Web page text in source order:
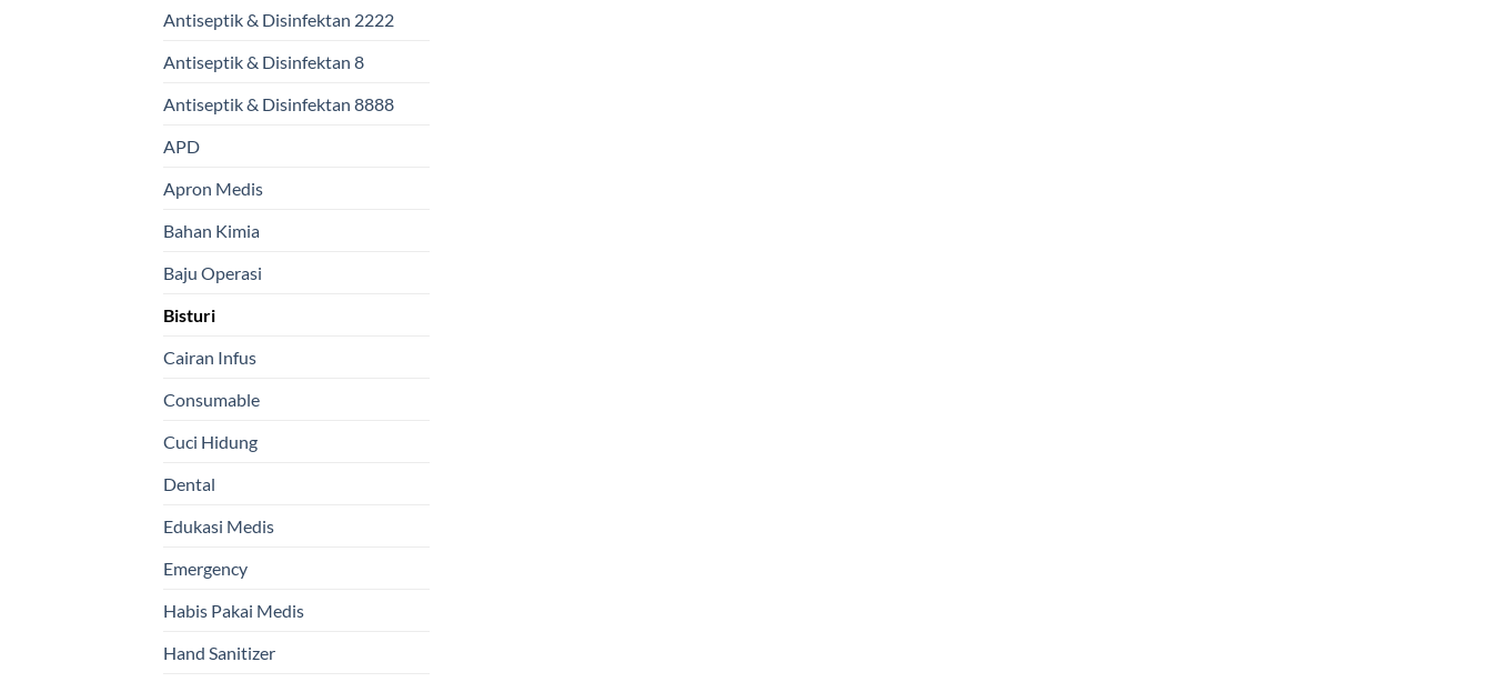
Antiseptik & Disinfektan 2222
Antiseptik & Disinfektan 8
Antiseptik & Disinfektan 8888
APD
Apron Medis
Bahan Kimia
Baju Operasi
Bisturi
Cairan Infus
Consumable
Cuci Hidung
Dental
Edukasi Medis
Emergency
Habis Pakai Medis
Hand Sanitizer